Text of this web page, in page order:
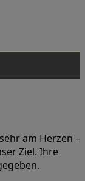
am Herzen –
Ziel. Ihre